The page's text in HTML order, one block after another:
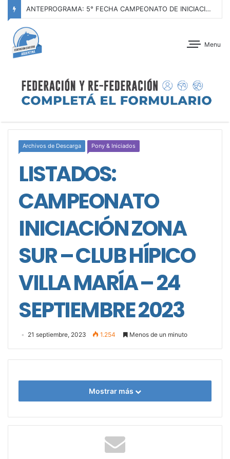
ANTEPROGRAMA: 5° FECHA CAMPEONATO DE INICIACIÓN A LA ACTIVIDAD ECUESTRE ZONA METROPOLITANA SUR – CLUB HÍPICO LA PLATA – 23 DE AGOSTO 2026
Menu
Archivos de Descarga Pony & Iniciados
LISTADOS:
CAMPEONATO
INICIACIÓN ZONA
SUR – CLUB HÍPICO
VILLA MARÍA – 24
SEPTIEMBRE 2023
21 septiembre, 2023 1.254 Menos de un minuto
Mostrar más